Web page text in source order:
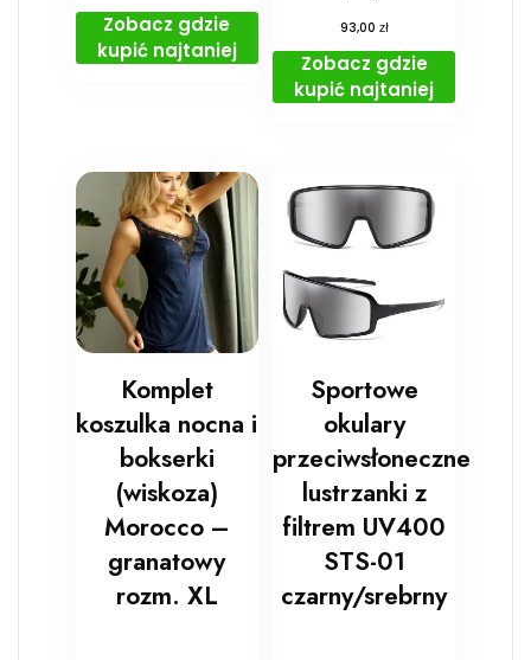
Zobacz gdzie
kupić najtaniej
93,00 zł
Zobacz gdzie
kupić najtaniej
Komplet
koszulka nocna i
bokserki
(wiskoza)
Morocco –
granatowy
rozm. XL
Sportowe
okulary
przeciwsłoneczne
lustrzanki z
filtrem UV400
STS-01
czarny/srebrny